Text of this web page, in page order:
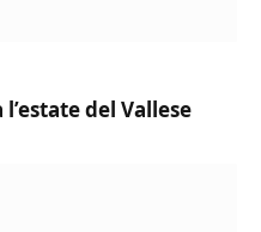
del Vallese